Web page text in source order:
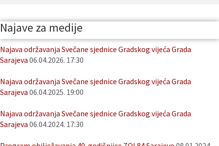
Najave za medije
Najava održavanja Svečane sjednice Gradskog vijeća Grada
Sarajeva 06.04.2026. 17:30
Najava održavanja Svečane sjednice Gradskog vijeća Grada
Sarajeva 06.04.2025. 19:00
Najava održavanja Svečane sjednice Gradskog vijeća Grada
Sarajeva 06.04.2024. 17:30